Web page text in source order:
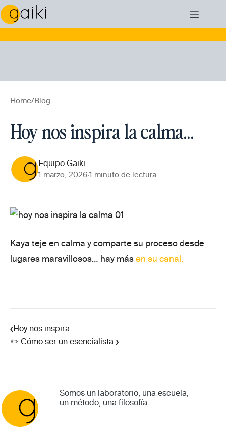
Skip
to
content
📣 Abierta la inscripción para la edición de
Septiembre ' 26
. Toda la info
Home/Blog
Hoy nos inspira la calma…
Equipo Gaiki
1 marzo, 2026·1 minuto de lectura
Kaya teje en calma y comparte su proceso desde
lugares maravillosos… hay más en su canal .
‹Hoy nos inspira…
✏️ Cómo ser un esencialista:›
Somos un laboratorio, una escuela,
un método, una filosofía.